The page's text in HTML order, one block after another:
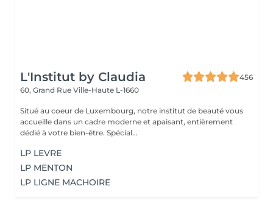
L'Institut by Claudia
456
60, Grand Rue Ville-Haute L-1660
Situé au coeur de Luxembourg, notre institut de beauté vous
accueille dans un cadre moderne et apaisant, entièrement
dédié à votre bien-être. Spécial...
LP LEVRE
LP MENTON
LP LIGNE MACHOIRE